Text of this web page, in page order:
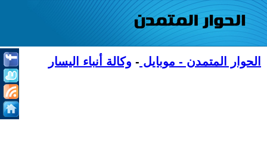
الحوار المتمدن - موبايل - وكالة أنباء اليسار